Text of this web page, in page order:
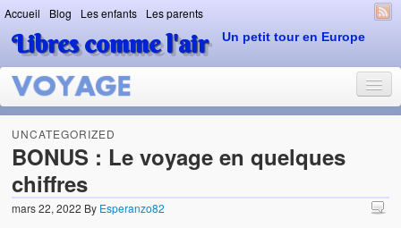
Accueil Blog Les enfants Les parents
Libres comme l'air Un petit tour en Europe
UNCATEGORIZED
BONUS : Le voyage en quelques
chiffres
mars 22, 2022 By Esperanzo82